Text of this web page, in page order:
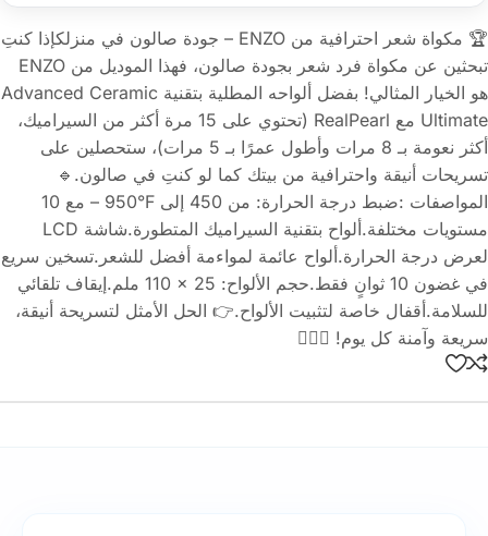
🏆 مكواة شعر احترافية من ENZO – جودة صالون في منزلكإذا كنتِ
تبحثين عن مكواة فرد شعر بجودة صالون، فهذا الموديل من ENZO
هو الخيار المثالي! بفضل ألواحه المطلية بتقنية Advanced Ceramic
Ultimate مع RealPearl (تحتوي على 15 مرة أكثر من السيراميك،
أكثر نعومة بـ 8 مرات وأطول عمرًا بـ 5 مرات)، ستحصلين على
تسريحات أنيقة واحترافية من بيتك كما لو كنتِ في صالون.🔹
المواصفات :ضبط درجة الحرارة: من ‎450 إلى ‎950°F – مع 10
مستويات مختلفة.ألواح بتقنية السيراميك المتطورة.شاشة LCD
لعرض درجة الحرارة.ألواح عائمة لمواءمة أفضل للشعر.تسخين سريع
في غضون 10 ثوانٍ فقط.حجم الألواح: ‎110 × 25 ملم.إيقاف تلقائي
للسلامة.أقفال خاصة لتثبيت الألواح.👉 الحل الأمثل لتسريحة أنيقة،
سريعة وآمنة كل يوم! 💇‍♀️✨